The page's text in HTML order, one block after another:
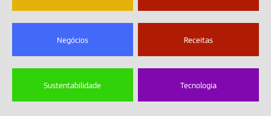
Negócios Receitas
Sustentabilidade Tecnologia